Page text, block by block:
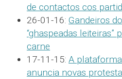
de contactos cos
26-01-16: Gandeiros
“ghaspeadas leiteiras”
carne
17-11-15: A
anuncia novas